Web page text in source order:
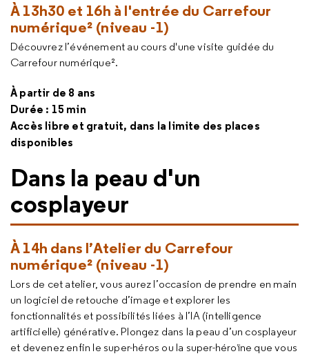
À 13h30 et 16h à l'entrée du Carrefour
numérique² (niveau -1)
Découvrez l’événement au cours d'une visite guidée du
Carrefour numérique².
À partir de 8 ans
Durée : 15 min
Accès libre et gratuit, dans la limite des places
disponibles
Dans la peau d'un
cosplayeur
À 14h dans l’Atelier du Carrefour
numérique² (niveau -1)
Lors de cet atelier, vous aurez l’occasion de prendre en main
un logiciel de retouche d’image et explorer les
fonctionnalités et possibilités liées à l’IA (intelligence
artificielle) générative. Plongez dans la peau d’un cosplayeur
et devenez enfin le super-héros ou la super-héroïne que vous